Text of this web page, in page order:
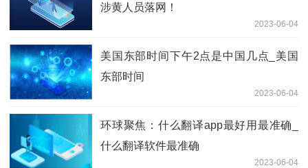
涉黄人员落网！
2023-06-04
美国东部时间下午2点是中国几点_美国
东部时间
2023-06-04
环球聚焦：什么翻译app最好用最准确_
什么翻译软件最准确
2023-06-04